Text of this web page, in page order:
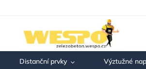
Distanční prvky Výztužné